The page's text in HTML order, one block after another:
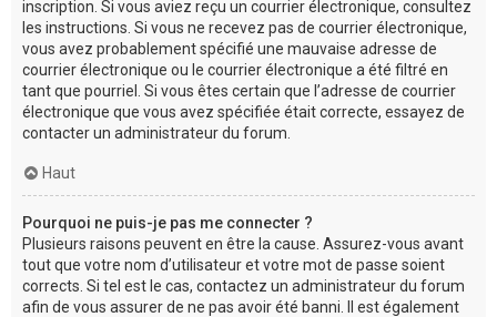
inscription. Si vous aviez reçu un courrier électronique, consultez
les instructions. Si vous ne recevez pas de courrier électronique,
vous avez probablement spécifié une mauvaise adresse de
courrier électronique ou le courrier électronique a été filtré en
tant que pourriel. Si vous êtes certain que l’adresse de courrier
électronique que vous avez spécifiée était correcte, essayez de
contacter un administrateur du forum.
Haut
Pourquoi ne puis-je pas me connecter ?
Plusieurs raisons peuvent en être la cause. Assurez-vous avant
tout que votre nom d’utilisateur et votre mot de passe soient
corrects. Si tel est le cas, contactez un administrateur du forum
afin de vous assurer de ne pas avoir été banni. Il est également